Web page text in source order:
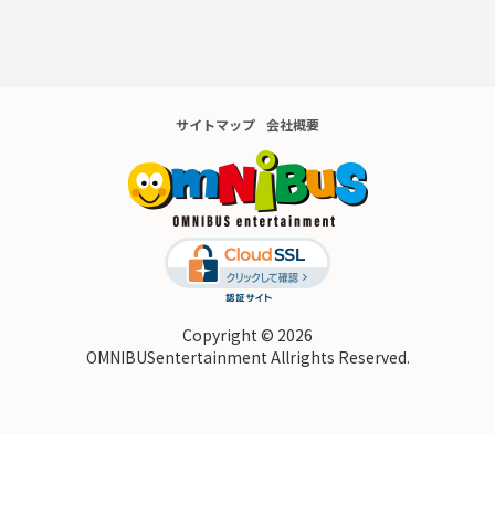
サイトマップ 会社概要
Copyright © 2026
OMNIBUSentertainment Allrights Reserved.